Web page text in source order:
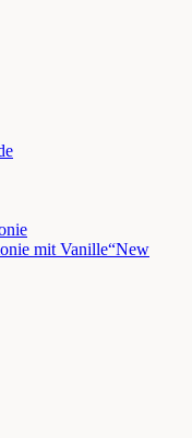
mit Vanille“New